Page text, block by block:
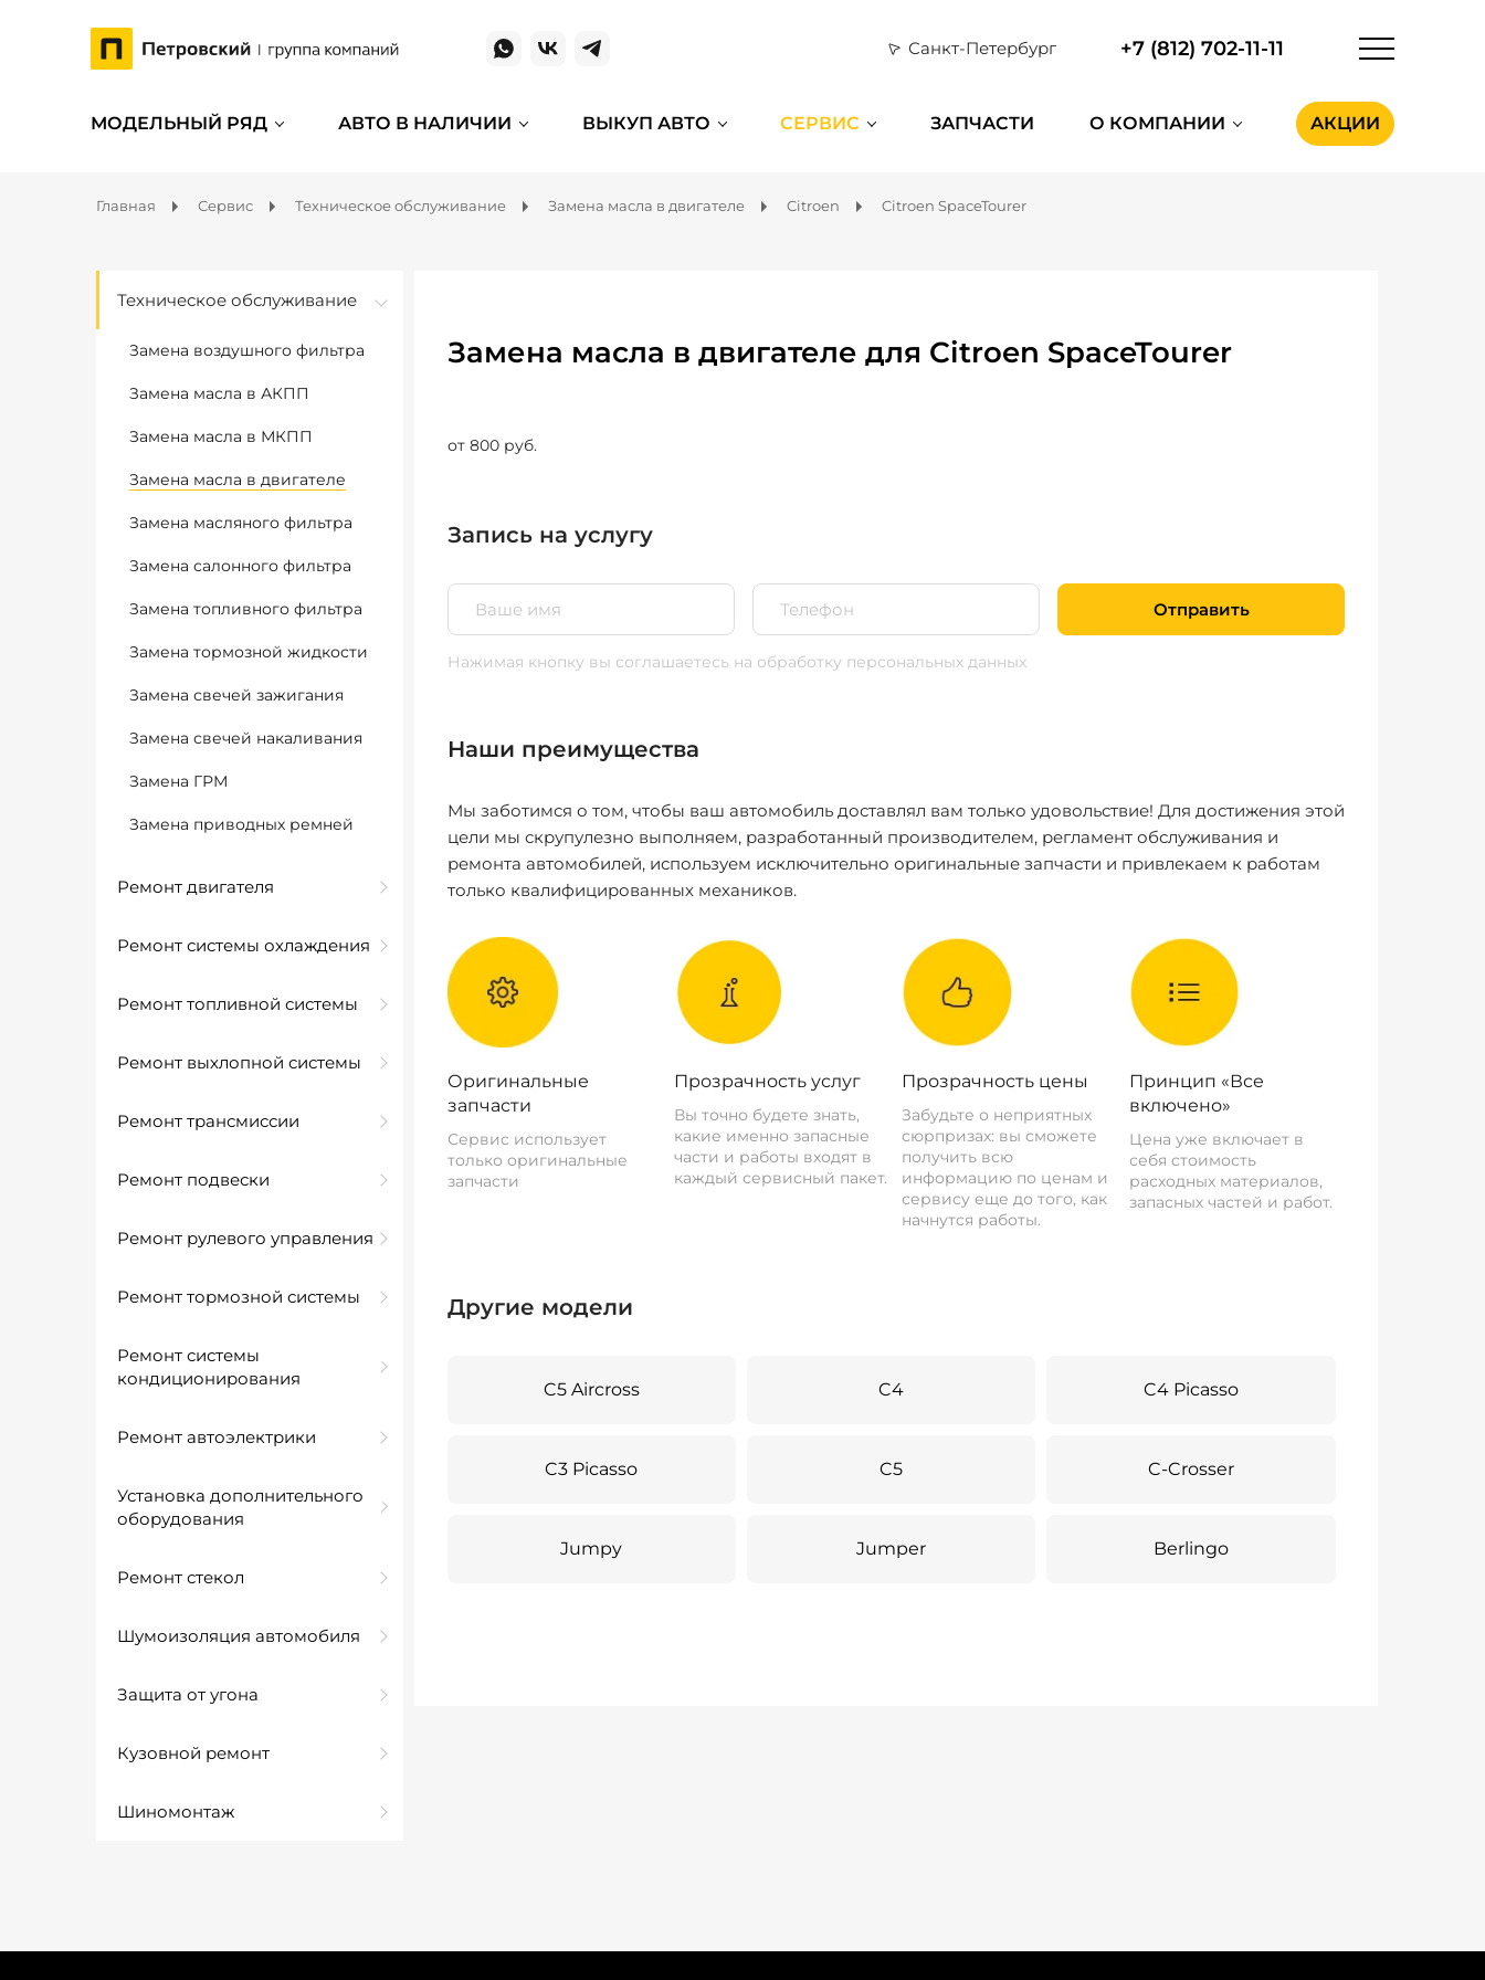
Санкт-Петербург +7 (812) 702-11-11
МОДЕЛЬНЫЙ РЯД АВТО В НАЛИЧИИ ВЫКУП АВТО СЕРВИС ЗАПЧАСТИ О КОМПАНИИ АКЦИИ
Главная Сервис Техническое обслуживание Замена масла в двигателе Citroen Citroen SpaceTourer
Техническое обслуживание
Замена воздушного фильтра
Замена масла в АКПП
Замена масла в МКПП
Замена масла в двигателе
Замена масляного фильтра
Замена салонного фильтра
Замена топливного фильтра
Замена тормозной жидкости
Замена свечей зажигания
Замена свечей накаливания
Замена ГРМ
Замена приводных ремней
Ремонт двигателя
Ремонт системы охлаждения
Ремонт топливной системы
Ремонт выхлопной системы
Ремонт трансмиссии
Ремонт подвески
Ремонт рулевого управления
Ремонт тормозной системы
Ремонт системы
кондиционирования
Ремонт автоэлектрики
Установка дополнительного
оборудования
Ремонт стекол
Шумоизоляция автомобиля
Защита от угона
Кузовной ремонт
Шиномонтаж
Замена масла в двигателе для Citroen SpaceTourer
от 800 руб.
Запись на услугу
Отправить
Нажимая кнопку вы соглашаетесь на обработку персональных данных
Наши преимущества
Мы заботимся о том, чтобы ваш автомобиль доставлял вам только удовольствие! Для достижения этой
цели мы скрупулезно выполняем, разработанный производителем, регламент обслуживания и
ремонта автомобилей, используем исключительно оригинальные запчасти и привлекаем к работам
только квалифицированных механиков.
Оригинальные
запчасти
Сервис использует
только оригинальные
запчасти
Прозрачность услуг
Вы точно будете знать,
какие именно запасные
части и работы входят в
каждый сервисный пакет.
Прозрачность цены
Забудьте о неприятных
сюрпризах: вы сможете
получить всю
информацию по ценам и
сервису еще до того, как
начнутся работы.
Принцип «Все
включено»
Цена уже включает в
себя стоимость
расходных материалов,
запасных частей и работ.
Другие модели
C5 Aircross C4 C4 Picasso
C3 Picasso C5 C-Crosser
Jumpy Jumper Berlingo